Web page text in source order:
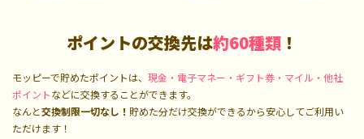
ポイントの交換先は約60種類 ！
モッピーで貯めたポイントは、 現金・電子マネー・ギフト券・マイル・他社
ポイントなどに交換することができます。
なんと交換制限一切なし！ 貯めた分だけ交換ができるから安心してご利用い
ただけます！